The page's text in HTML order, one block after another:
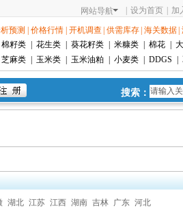
网站导航 设为首页 加
预测 价格行情 开机调查 供需库存 海关数据
棉籽类 花生类 葵花籽类 米糠类 棉花
芝麻类 玉米类 玉米油粕 小麦类 DDGS
搜索：
湖北 江苏 江西 湖南 吉林 广东 河北